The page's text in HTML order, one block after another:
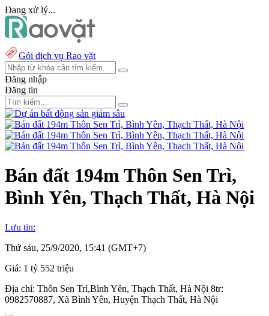
Đang xử lý...
Gói dịch vụ Rao vặt
Đăng nhập
Đăng tin
Bán đất 194m Thôn Sen Trì,
Bình Yên, Thạch Thất, Hà Nội
Lưu tin:
Thứ sáu, 25/9/2020, 15:41 (GMT+7)
Giá: 1 tỷ 552 triệu
Địa chỉ: Thôn Sen Trì,Bình Yên, Thạch Thất, Hà Nội 8tr:
0982570887, Xã Bình Yên, Huyện Thạch Thất, Hà Nội